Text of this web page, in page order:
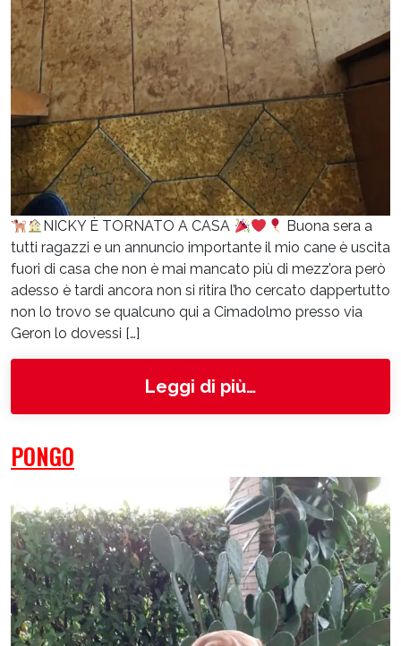
NICKY È TORNATO A CASA
Buona sera a
tutti ragazzi e un annuncio importante il mio cane è uscita
fuori di casa che non è mai mancato più di mezz’ora però
adesso è tardi ancora non si ritira l’ho cercato dappertutto
non lo trovo se qualcuno qui a Cimadolmo presso via
Geron lo dovessi […]
Leggi di più…from Nicky
PONGO